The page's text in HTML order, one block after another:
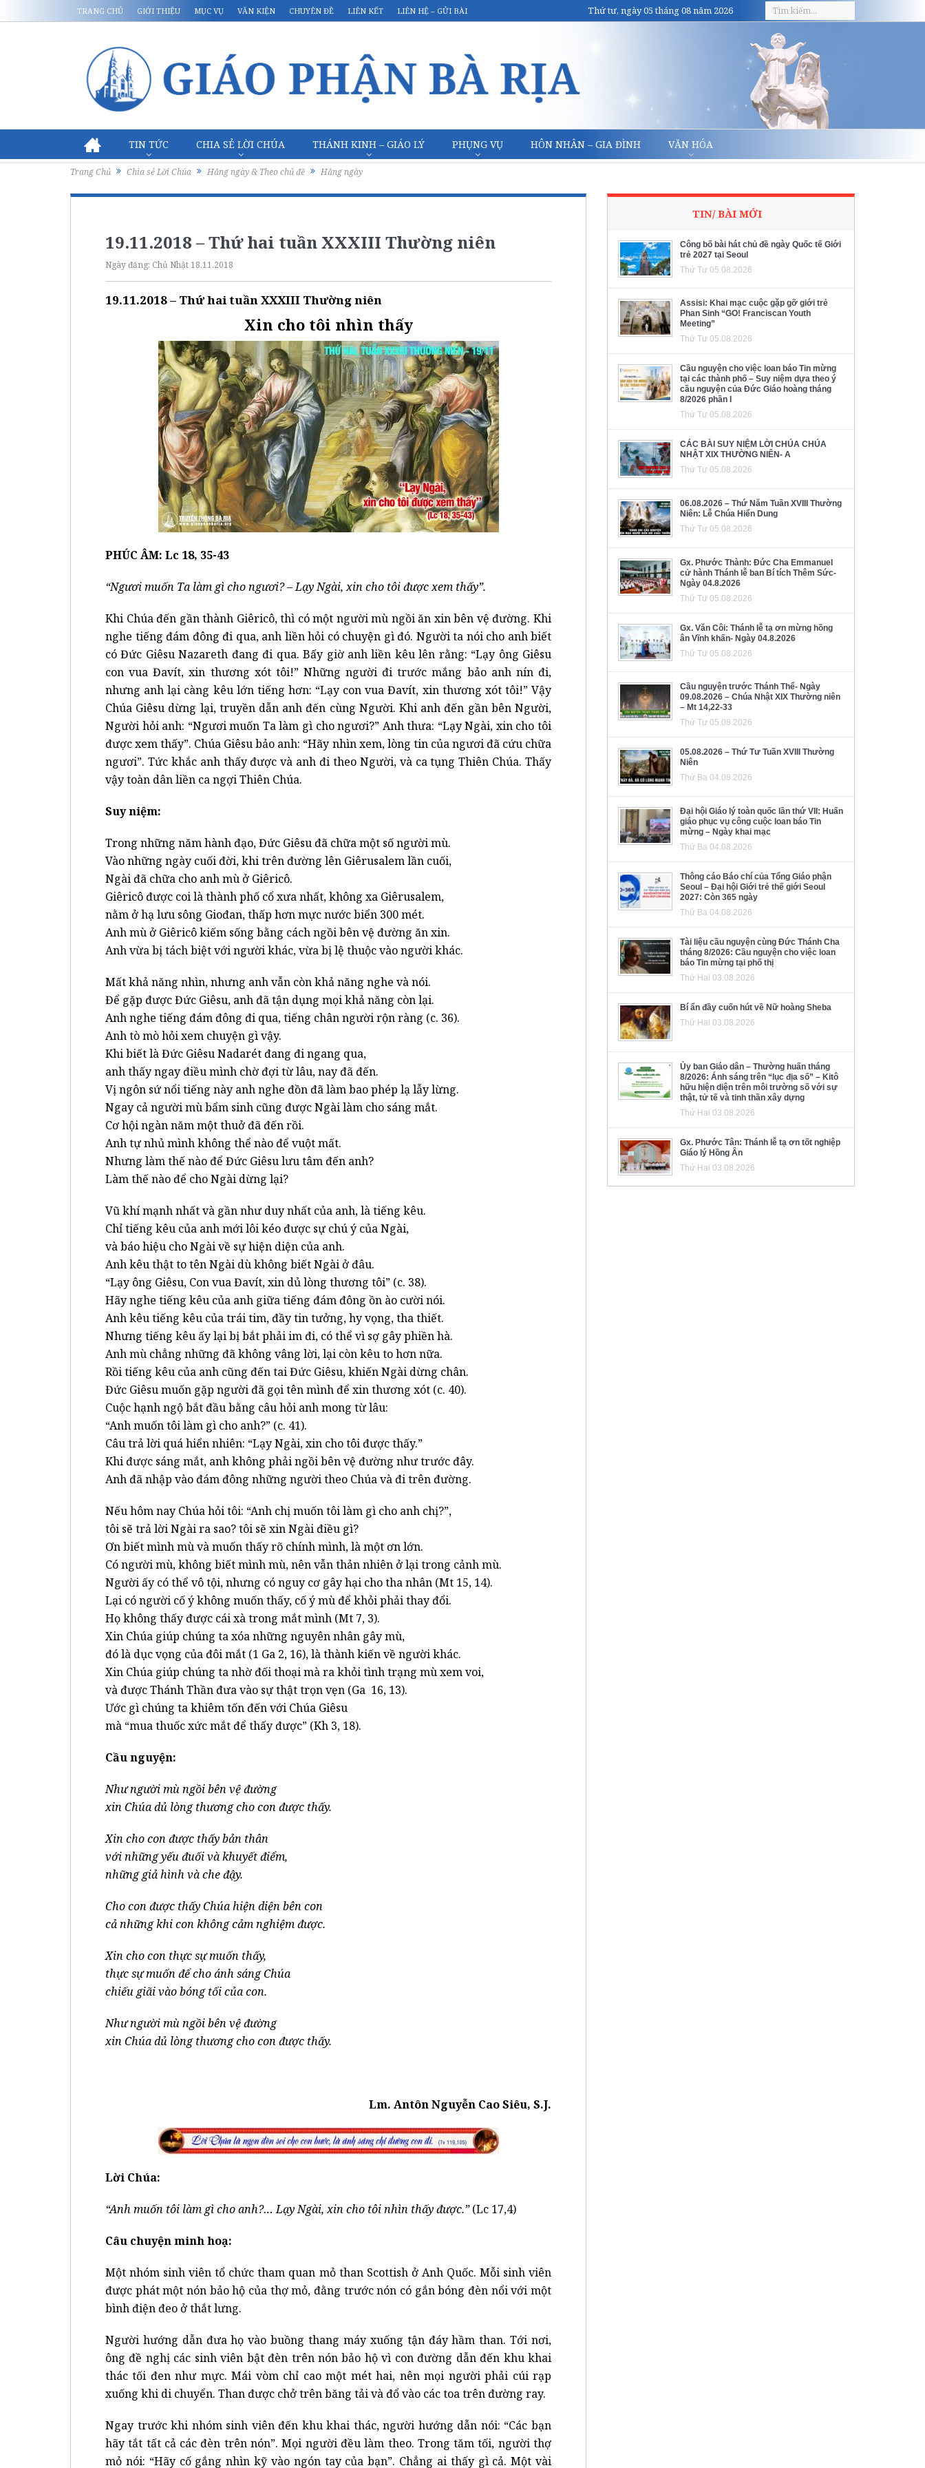
TRANG CHỦ GIỚI THIỆU MỤC VỤ VĂN KIỆN CHUYÊN ĐỀ LIÊN KẾT LIÊN HỆ – GỬI BÀI Thứ tư, ngày 05 tháng 08 năm 2026
TIN TỨC CHIA SẺ LỜI CHÚA THÁNH KINH – GIÁO LÝ PHỤNG VỤ HÔN NHÂN – GIA ĐÌNH VĂN HÓA
Trang Chủ Chia sẻ Lời Chúa Hằng ngày & Theo chủ đề Hằng ngày
19.11.2018 – Thứ hai tuần XXXIII Thường niên
Ngày đăng: Chủ Nhật 18.11.2018
19.11.2018 – Thứ hai tuần XXXIII Thường niên
Xin cho tôi nhìn thấy
PHÚC ÂM: Lc 18, 35-43
“Ngươi muốn Ta làm gì cho ngươi? – Lạy Ngài, xin cho tôi được xem thấy”.
Khi Chúa đến gần thành Giêricô, thì có một người mù ngồi ăn xin bên vệ đường. Khi
nghe tiếng đám đông đi qua, anh liền hỏi có chuyện gì đó. Người ta nói cho anh biết
có Đức Giêsu Nazareth đang đi qua. Bấy giờ anh liền kêu lên rằng: “Lạy ông Giêsu
con vua Đavít, xin thương xót tôi!” Những người đi trước mắng bảo anh nín đi,
nhưng anh lại càng kêu lớn tiếng hơn: “Lạy con vua Đavít, xin thương xót tôi!” Vậy
Chúa Giêsu dừng lại, truyền dẫn anh đến cùng Người. Khi anh đến gần bên Người,
Người hỏi anh: “Ngươi muốn Ta làm gì cho ngươi?” Anh thưa: “Lạy Ngài, xin cho tôi
được xem thấy”. Chúa Giêsu bảo anh: “Hãy nhìn xem, lòng tin của ngươi đã cứu chữa
ngươi”. Tức khắc anh thấy được và anh đi theo Người, và ca tụng Thiên Chúa. Thấy
vậy toàn dân liền ca ngợi Thiên Chúa.
Suy niệm:
Trong những năm hành đạo, Đức Giêsu đã chữa một số người mù.
Vào những ngày cuối đời, khi trên đường lên Giêrusalem lần cuối,
Ngài đã chữa cho anh mù ở Giêricô.
Giêricô được coi là thành phố cổ xưa nhất, không xa Giêrusalem,
nằm ở hạ lưu sông Giođan, thấp hơn mực nước biển 300 mét.
Anh mù ở Giêricô kiếm sống bằng cách ngồi bên vệ đường ăn xin.
Anh vừa bị tách biệt với người khác, vừa bị lệ thuộc vào người khác.
Mất khả năng nhìn, nhưng anh vẫn còn khả năng nghe và nói.
Để gặp được Đức Giêsu, anh đã tận dụng mọi khả năng còn lại.
Anh nghe tiếng đám đông đi qua, tiếng chân người rộn ràng (c. 36).
Anh tò mò hỏi xem chuyện gì vậy.
Khi biết là Đức Giêsu Nadarét đang đi ngang qua,
anh thấy ngay điều mình chờ đợi từ lâu, nay đã đến.
Vị ngôn sứ nổi tiếng này anh nghe đồn đã làm bao phép lạ lẫy lừng.
Ngay cả người mù bẩm sinh cũng được Ngài làm cho sáng mắt.
Cơ hội ngàn năm một thuở đã đến rồi.
Anh tự nhủ mình không thể nào để vuột mất.
Nhưng làm thế nào để Đức Giêsu lưu tâm đến anh?
Làm thế nào để cho Ngài dừng lại?
Vũ khí mạnh nhất và gần như duy nhất của anh, là tiếng kêu.
Chỉ tiếng kêu của anh mới lôi kéo được sự chú ý của Ngài,
và báo hiệu cho Ngài về sự hiện diện của anh.
Anh kêu thật to tên Ngài dù không biết Ngài ở đâu.
“Lạy ông Giêsu, Con vua Đavít, xin dủ lòng thương tôi” (c. 38).
Hãy nghe tiếng kêu của anh giữa tiếng đám đông ồn ào cười nói.
Anh kêu tiếng kêu của trái tim, đầy tin tưởng, hy vọng, tha thiết.
Nhưng tiếng kêu ấy lại bị bắt phải im đi, có thể vì sợ gây phiền hà.
Anh mù chẳng những đã không vâng lời, lại còn kêu to hơn nữa.
Rồi tiếng kêu của anh cũng đến tai Đức Giêsu, khiến Ngài dừng chân.
Đức Giêsu muốn gặp người đã gọi tên mình để xin thương xót (c. 40).
Cuộc hạnh ngộ bắt đầu bằng câu hỏi anh mong từ lâu:
“Anh muốn tôi làm gì cho anh?” (c. 41).
Câu trả lời quá hiển nhiên: “Lạy Ngài, xin cho tôi được thấy.”
Khi được sáng mắt, anh không phải ngồi bên vệ đường như trước đây.
Anh đã nhập vào đám đông những người theo Chúa và đi trên đường.
Nếu hôm nay Chúa hỏi tôi: “Anh chị muốn tôi làm gì cho anh chị?”,
tôi sẽ trả lời Ngài ra sao? tôi sẽ xin Ngài điều gì?
Ơn biết mình mù và muốn thấy rõ chính mình, là một ơn lớn.
Có người mù, không biết mình mù, nên vẫn thản nhiên ở lại trong cảnh mù.
Người ấy có thể vô tội, nhưng có nguy cơ gây hại cho tha nhân (Mt 15, 14).
Lại có người cố ý không muốn thấy, cố ý mù để khỏi phải thay đổi.
Họ không thấy được cái xà trong mắt mình (Mt 7, 3).
Xin Chúa giúp chúng ta xóa những nguyên nhân gây mù,
đó là dục vọng của đôi mắt (1 Ga 2, 16), là thành kiến về người khác.
Xin Chúa giúp chúng ta nhờ đối thoại mà ra khỏi tình trạng mù xem voi,
và được Thánh Thần đưa vào sự thật trọn vẹn (Ga 16, 13).
Ước gì chúng ta khiêm tốn đến với Chúa Giêsu
mà “mua thuốc xức mắt để thấy được” (Kh 3, 18).
Cầu nguyện:
Như người mù ngồi bên vệ đường
xin Chúa dủ lòng thương cho con được thấy.
Xin cho con được thấy bản thân
với những yếu đuối và khuyết điểm,
những giả hình và che đậy.
Cho con được thấy Chúa hiện diện bên con
cả những khi con không cảm nghiệm được.
Xin cho con thực sự muốn thấy,
thực sự muốn để cho ánh sáng Chúa
chiếu giãi vào bóng tối của con.
Như người mù ngồi bên vệ đường
xin Chúa dủ lòng thương cho con được thấy.
Lm. Antôn Nguyễn Cao Siêu, S.J.
Lời Chúa:
“Anh muốn tôi làm gì cho anh?… Lạy Ngài, xin cho tôi nhìn thấy được.”(Lc 17,4)
Câu chuyện minh hoạ:
Một nhóm sinh viên tổ chức tham quan mỏ than Scottish ở Anh Quốc. Mỗi sinh viên
được phát một nón bảo hộ của thợ mỏ, đằng trước nón có gắn bóng đèn nổi với một
bình điện đeo ở thắt lưng.
Người hướng dẫn đưa họ vào buồng thang máy xuống tận đáy hầm than. Tới nơi,
ông đề nghị các sinh viên bật đèn trên nón bảo hộ vì con đường dẫn đến khu khai
thác tối đen như mực. Mái vòm chỉ cao một mét hai, nên mọi người phải cúi rạp
xuống khi di chuyển. Than được chở trên băng tải và đổ vào các toa trên đường ray.
Ngay trước khi nhóm sinh viên đến khu khai thác, người hướng dẫn nói: “Các bạn
hãy tắt tất cả các đèn trên nón”. Mọi người đều làm theo. Trong tăm tối, người thợ
mỏ nói: “Hãy cố gắng nhìn kỹ vào ngón tay của bạn”. Chẳng ai thấy gì cả. Một vài
TIN/ BÀI MỚI
Công bố bài hát chủ đề ngày Quốc tế Giới
trẻ 2027 tại Seoul
Thứ Tư 05.08.2026
Assisi: Khai mạc cuộc gặp gỡ giới trẻ
Phan Sinh “GO! Franciscan Youth
Meeting”
Thứ Tư 05.08.2026
Cầu nguyện cho việc loan báo Tin mừng
tại các thành phố – Suy niệm dựa theo ý
cầu nguyện của Đức Giáo hoàng tháng
8/2026 phần I
Thứ Tư 05.08.2026
CÁC BÀI SUY NIỆM LỜI CHÚA CHÚA
NHẬT XIX THƯỜNG NIÊN- A
Thứ Tư 05.08.2026
06.08.2026 – Thứ Năm Tuần XVIII Thường
Niên: Lễ Chúa Hiển Dung
Thứ Tư 05.08.2026
Gx. Phước Thành: Đức Cha Emmanuel
cử hành Thánh lễ ban Bí tích Thêm Sức-
Ngày 04.8.2026
Thứ Tư 05.08.2026
Gx. Văn Côi: Thánh lễ tạ ơn mừng hồng
ân Vĩnh khấn- Ngày 04.8.2026
Thứ Tư 05.08.2026
Cầu nguyện trước Thánh Thể- Ngày
09.08.2026 – Chúa Nhật XIX Thường niên
– Mt 14,22-33
Thứ Tư 05.08.2026
05.08.2026 – Thứ Tư Tuần XVIII Thường
Niên
Thứ Ba 04.08.2026
Đại hội Giáo lý toàn quốc lần thứ VII: Huấn
giáo phục vụ công cuộc loan báo Tin
mừng – Ngày khai mạc
Thứ Ba 04.08.2026
Thông cáo Báo chí của Tổng Giáo phận
Seoul – Đại hội Giới trẻ thế giới Seoul
2027: Còn 365 ngày
Thứ Ba 04.08.2026
Tài liệu cầu nguyện cùng Đức Thánh Cha
tháng 8/2026: Cầu nguyện cho việc loan
báo Tin mừng tại phố thị
Thứ Hai 03.08.2026
Bí ẩn đầy cuốn hút về Nữ hoàng Sheba
Thứ Hai 03.08.2026
Ủy ban Giáo dân – Thường huấn tháng
8/2026: Ánh sáng trên “lục địa số” – Kitô
hữu hiện diện trên môi trường số với sự
thật, tử tế và tinh thần xây dựng
Thứ Hai 03.08.2026
Gx. Phước Tân: Thánh lễ tạ ơn tốt nghiệp
Giáo lý Hồng Ân
Thứ Hai 03.08.2026